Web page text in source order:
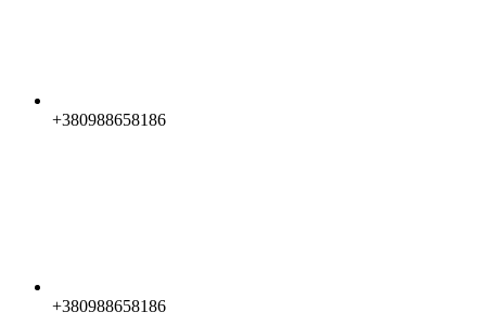
+380988658186
+380988658186